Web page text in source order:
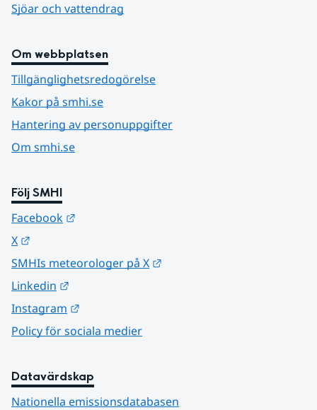
Sjöar och vattendrag
Om webbplatsen
Tillgänglighetsredogörelse
Kakor på smhi.se
Hantering av personuppgifter
Om smhi.se
Följ SMHI
Facebook
X
SMHIs meteorologer på X
Linkedin
Instagram
Policy för sociala medier
Datavärdskap
Nationella emissionsdatabasen